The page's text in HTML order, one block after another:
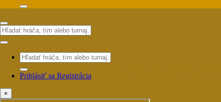
Prihlásiť sa Registrácia
×